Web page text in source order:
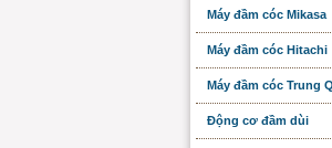
Máy đầm cóc Mikasa
Máy đầm cóc Hitachi
Máy đầm cóc Trung
Động cơ đầm dùi